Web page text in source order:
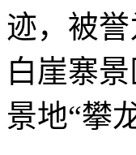
迹，被
白崖寨
景地“攀